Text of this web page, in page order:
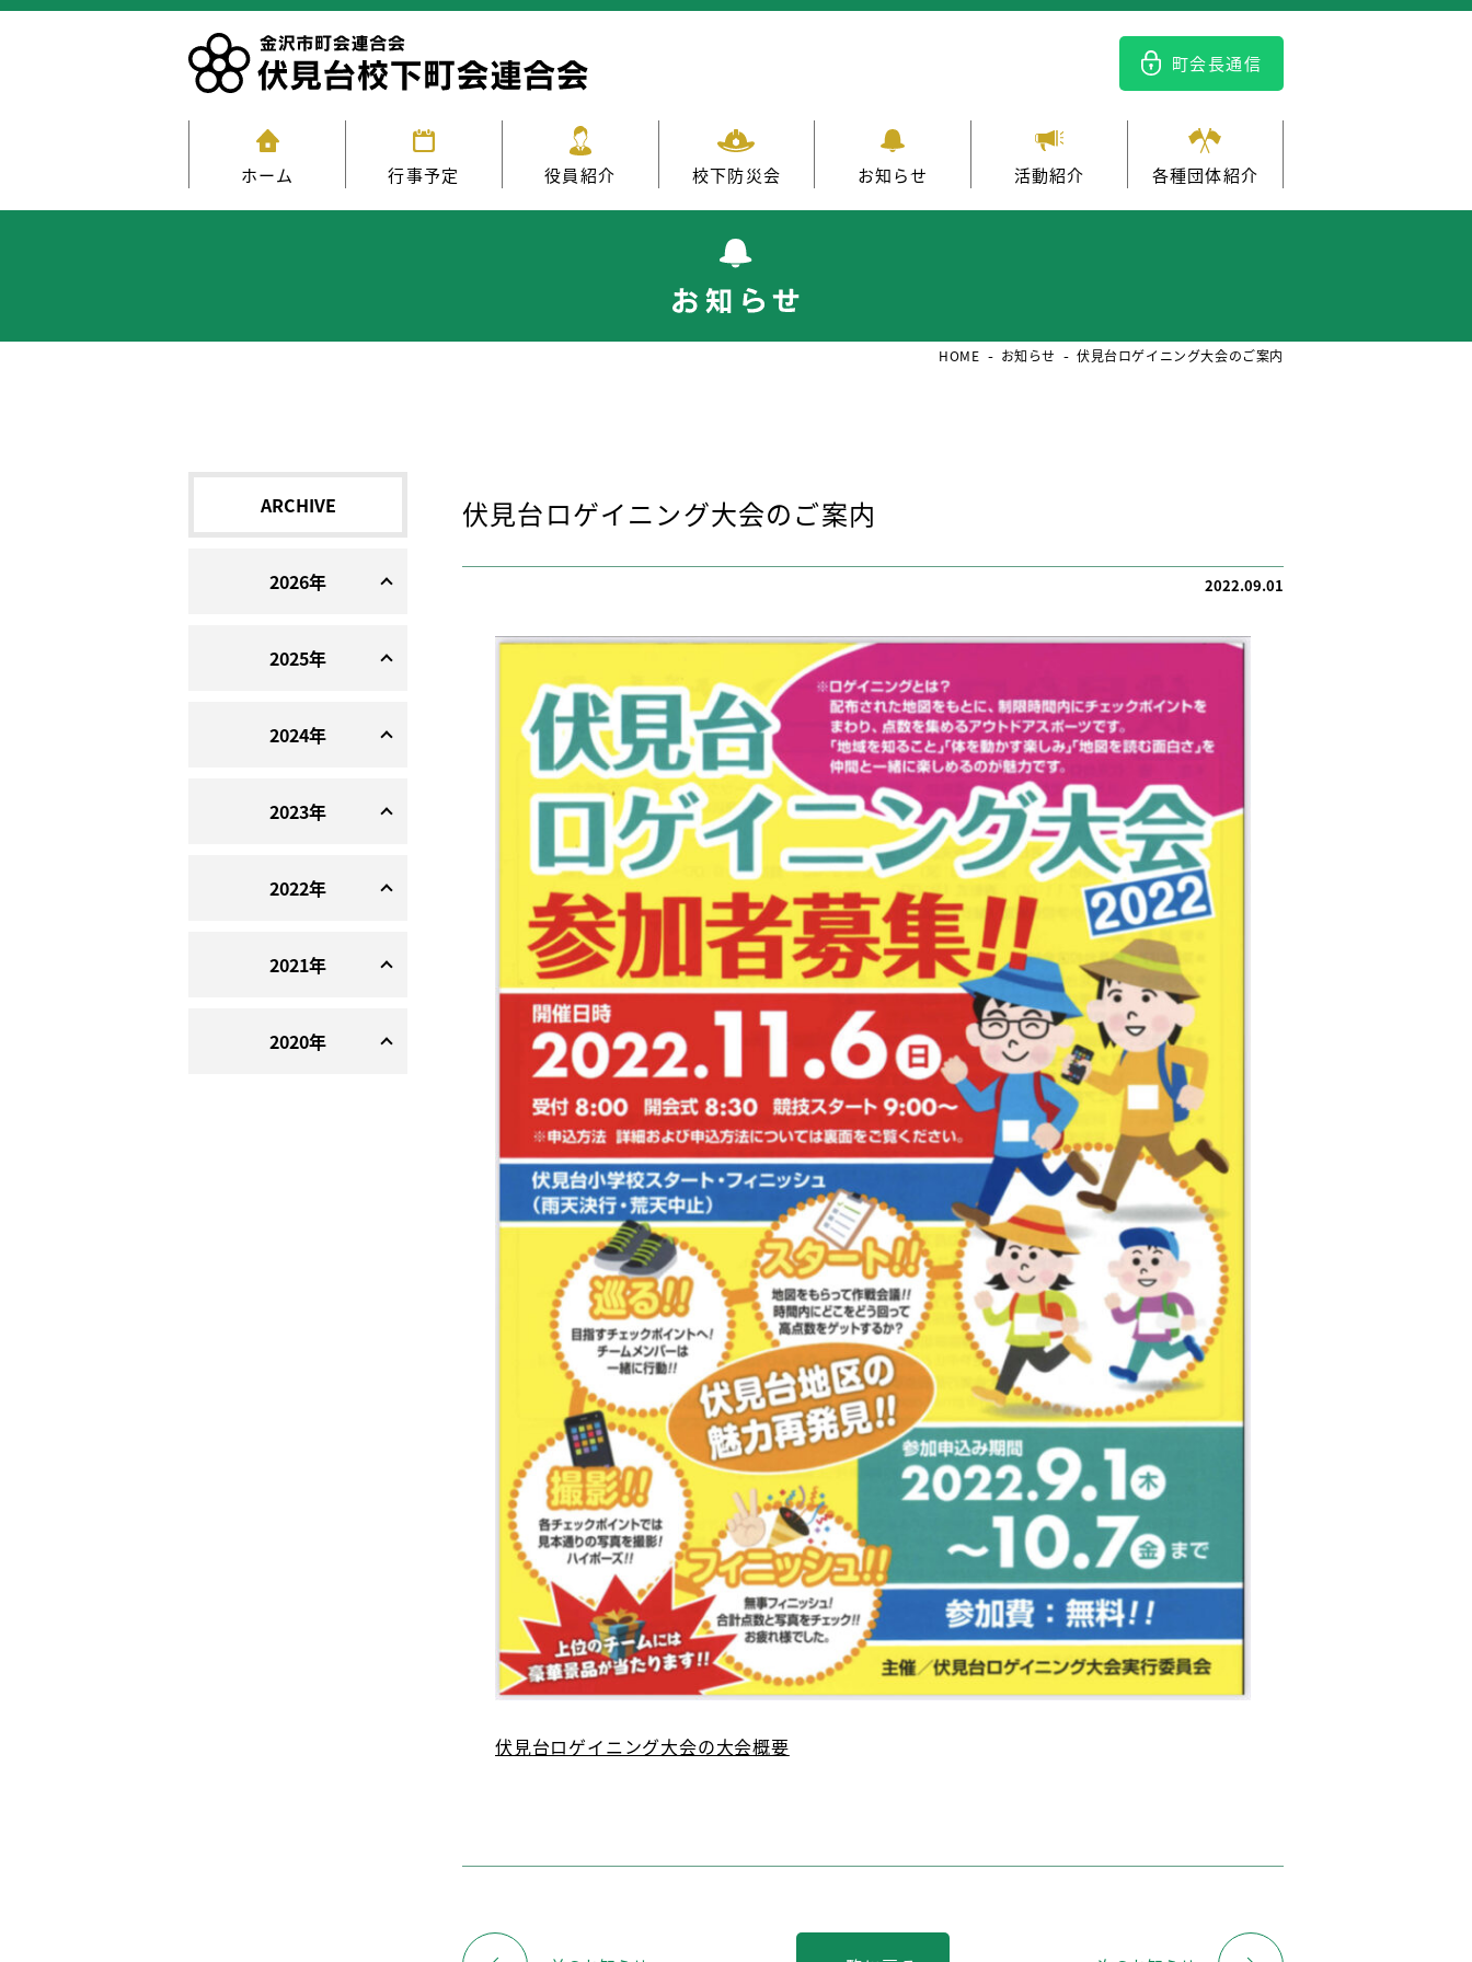
町会長通信
ホーム 行事予定 役員紹介 校下防災会 お知らせ 活動紹介 各種団体紹介
HOME お知らせ 伏見台ロゲイニング大会のご案内
伏見台ロゲイニング大会のご案内
2022.09.01
伏見台ロゲイニング大会の大会概要
ARCHIVE
2026年
2025年
2024年
2023年
2022年
2021年
2020年